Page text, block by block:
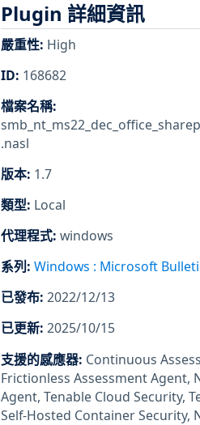
Plugin 詳細資訊
嚴重性: High
ID: 168682
檔案名稱:
.nasl
版本: 1.7
類型: Local
代理程式: windows
系列 : Windows : Microsoft
已發布: 2022/12/13
已更新: 2025/10/15
支援的感應器: Continuous
Frictionless Assessment Agent,
Agent, Tenable Cloud Security,
Self-Hosted Container Security,